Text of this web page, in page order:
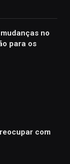
no
para os
com